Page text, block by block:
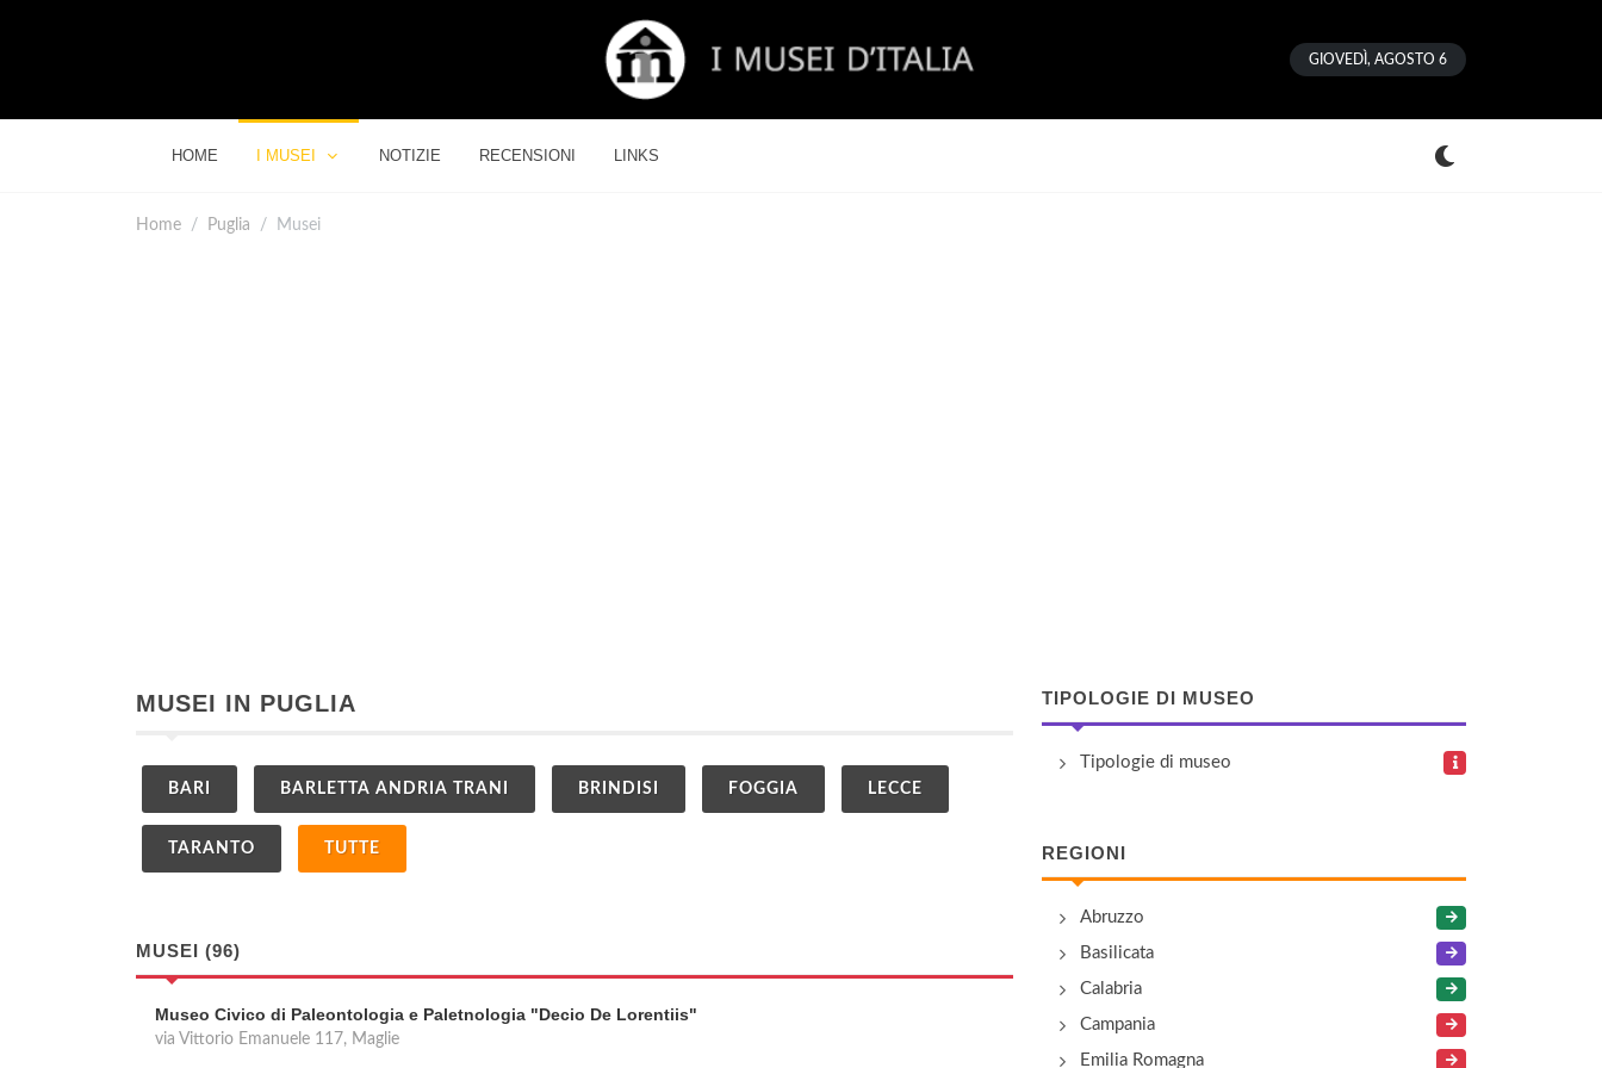
GIOVEDÌ, AGOSTO 6
HOME I MUSEI NOTIZIE RECENSIONI LINKS
Home Puglia Musei
MUSEI IN PUGLIA
BARI BARLETTA ANDRIA TRANI BRINDISI FOGGIA LECCE
TARANTO TUTTE
MUSEI (96)
Museo Civico di Paleontologia e Paletnologia "Decio De Lorentiis"
via Vittorio Emanuele 117, Maglie
TIPOLOGIE DI MUSEO
Tipologie di museo
REGIONI
Abruzzo
Basilicata
Calabria
Campania
Emilia Romagna